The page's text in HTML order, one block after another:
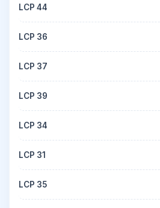
LCP 44
LCP 36
LCP 37
LCP 39
LCP 34
LCP 31
LCP 35